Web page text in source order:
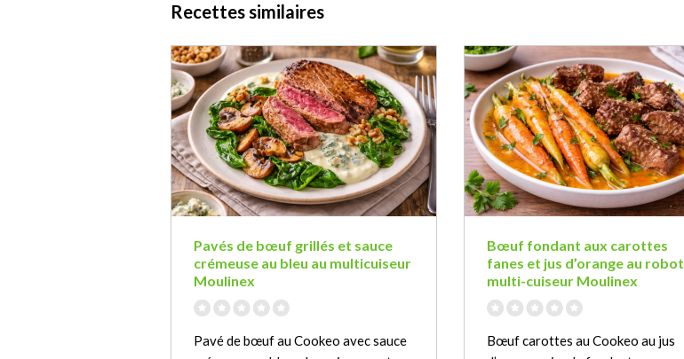
Recettes similaires
Pavés de bœuf grillés et sauce
crémeuse au bleu au multicuiseur
Moulinex
Pavé de bœuf au Cookeo avec sauce
Bœuf fondant aux carottes
fanes et jus d’orange au robot
multi-cuiseur Moulinex
Bœuf carottes au Cookeo au jus